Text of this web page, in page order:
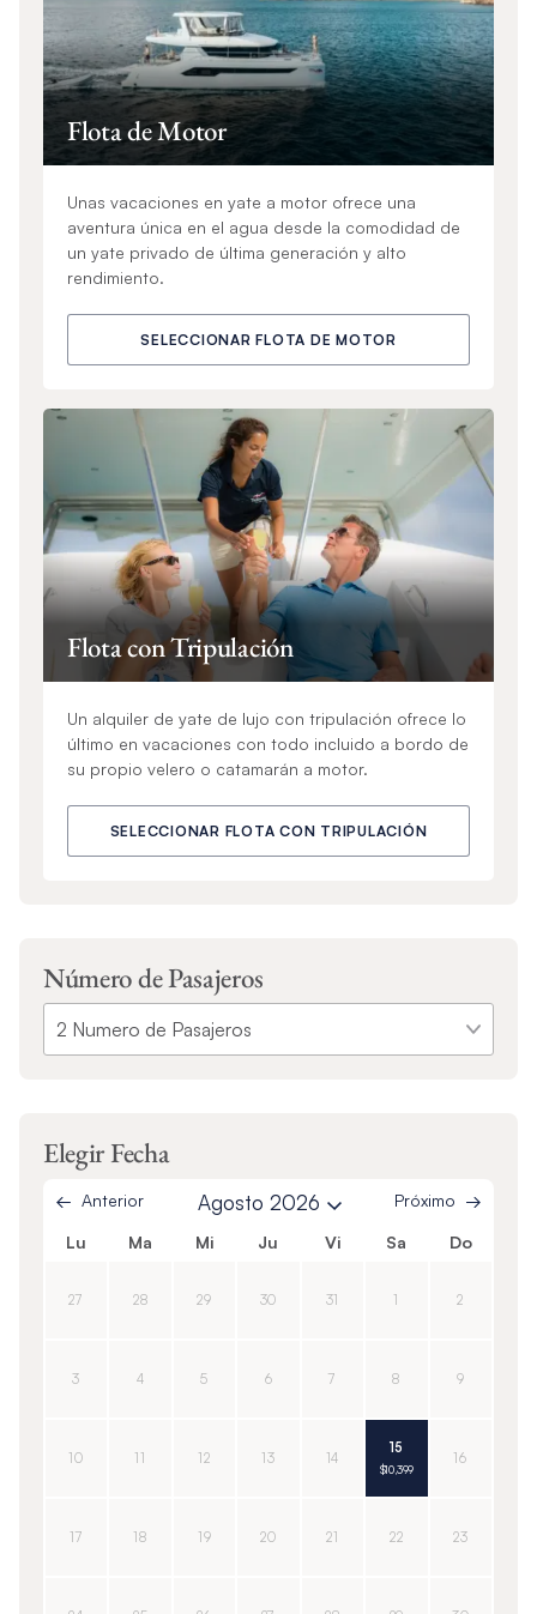
Flota de Motor
Unas vacaciones en yate a motor ofrece una
aventura única en el agua desde la comodidad de
un yate privado de última generación y alto
rendimiento.
SELECCIONAR FLOTA DE MOTOR
Flota con Tripulación
Un alquiler de yate de lujo con tripulación ofrece lo
último en vacaciones con todo incluido a bordo de
su propio velero o catamarán a motor.
SELECCIONAR FLOTA CON TRIPULACIÓN
Número de Pasajeros
Elegir Fecha
Anterior Agosto 2026 Próximo
Lu Ma Mi Ju Vi Sa Do
27 28 29 30 31 1 2
3 4 5 6 7 8 9
10 11 12 13 14
15
$10,399
16
17 18 19 20 21 22 23